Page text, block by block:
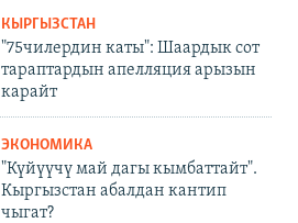
КЫРГЫЗСТАН
"75чилердин каты": Шаардык сот
тараптардын апелляция арызын
карайт
ЭКОНОМИКА
"Күйүүчү май дагы кымбаттайт".
Кыргызстан абалдан кантип
чыгат?